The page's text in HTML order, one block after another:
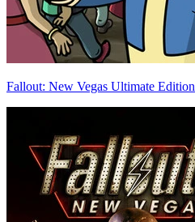
Fallout: New Vegas Ultimate Edition